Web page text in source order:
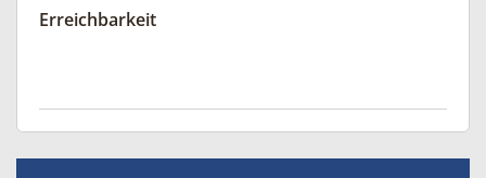
Erreichbarkeit